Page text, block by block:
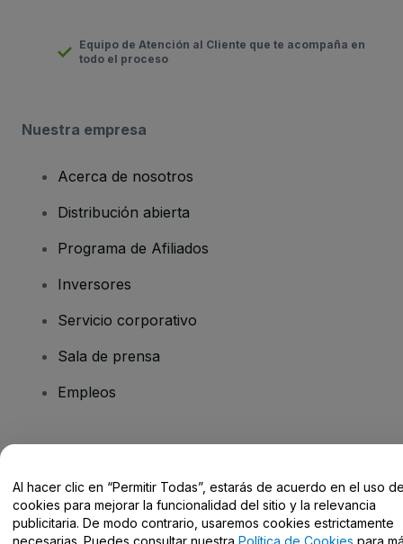
Equipo de Atención al Cliente que te acompaña en
todo el proceso
Nuestra empresa
Acerca de nosotros
Distribución abierta
Programa de Afiliados
Inversores
Servicio corporativo
Sala de prensa
Empleos
Centro de Ayuda / Contacto
Al hacer clic en “Permitir Todas”, estarás de acuerdo en el uso
cookies para mejorar la funcionalidad del sitio y la relevancia
publicitaria. De modo contrario, usaremos cookies estrictamente
necesarias. Puedes consultar nuestra Política de Cookies para